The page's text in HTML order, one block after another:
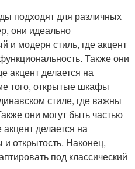
подходят для различных
они идеально
и модерн стиль, где акцент
Также они
акцент делается на
того, открытые шкафы
стиле, где важны
они могут быть частью
акцент делается на
открытость. Наконец,
под классический